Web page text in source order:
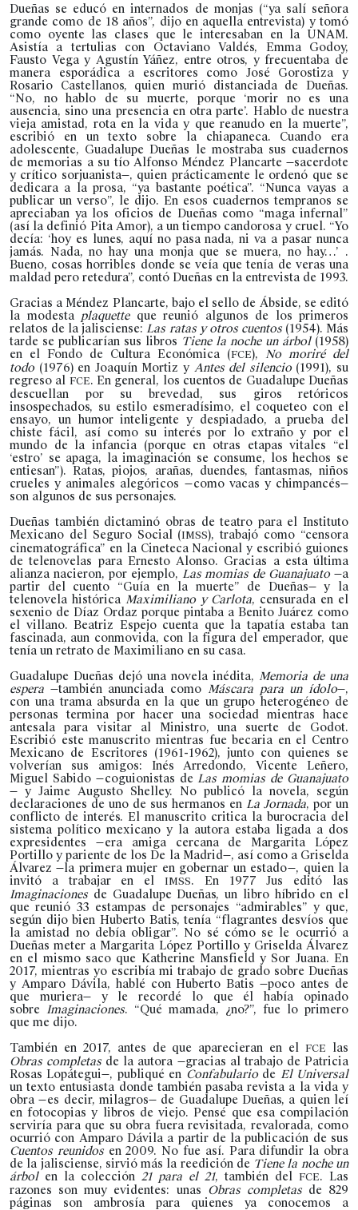
Dueñas se educó en internados de monjas (“ya salí señora
grande como de 18 años”, dijo en aquella entrevista) y tomó
como oyente las clases que le interesaban en la UNAM.
Asistía a tertulias con Octaviano Valdés, Emma Godoy,
Fausto Vega y Agustín Yáñez, entre otros, y frecuentaba de
manera esporádica a escritores como José Gorostiza y
Rosario Castellanos, quien murió distanciada de Dueñas.
“No, no hablo de su muerte, porque ‘morir no es una
ausencia, sino una presencia en otra parte’. Hablo de nuestra
vieja amistad, rota en la vida y que reanudo en la muerte”,
escribió en un texto sobre la chiapaneca. Cuando era
adolescente, Guadalupe Dueñas le mostraba sus cuadernos
de memorias a su tío Alfonso Méndez Plancarte —sacerdote
y crítico sorjuanista—, quien prácticamente le ordenó que se
dedicara a la prosa, “ya bastante poética”. “Nunca vayas a
publicar un verso”, le dijo. En esos cuadernos tempranos se
apreciaban ya los oficios de Dueñas como “maga infernal”
(así la definió Pita Amor), a un tiempo candorosa y cruel. “Yo
decía: ‘hoy es lunes, aquí no pasa nada, ni va a pasar nunca
jamás. Nada, no hay una monja que se muera, no hay…’ .
Bueno, cosas horribles donde se veía que tenía de veras una
maldad pero retedura”, contó Dueñas en la entrevista de 1993.
Gracias a Méndez Plancarte, bajo el sello de Ábside, se editó
la modesta plaquette que reunió algunos de los primeros
relatos de la jalisciense:Las ratas y otros cuentos(1954). Más
tarde se publicarían sus libros Tiene la noche un árbol(1958)
en el Fondo de Cultura Económica (FCE), No moriré del
todo(1976) en Joaquín Mortiz y Antes del silencio(1991), su
regreso al FCE. En general, los cuentos de Guadalupe Dueñas
descuellan por su brevedad, sus giros retóricos
insospechados, su estilo esmeradísimo, el coqueteo con el
ensayo, un humor inteligente y despiadado, a prueba del
chiste fácil, así como su interés por lo extraño y por el
mundo de la infancia (porque en otras etapas vitales “el
‘estro’ se apaga, la imaginación se consume, los hechos se
entiesan”). Ratas, piojos, arañas, duendes, fantasmas, niños
crueles y animales alegóricos —como vacas y chimpancés—
son algunos de sus personajes.
Dueñas también dictaminó obras de teatro para el Instituto
Mexicano del Seguro Social (IMSS), trabajó como “censora
cinematográfica” en la Cineteca Nacional y escribió guiones
de telenovelas para Ernesto Alonso. Gracias a esta última
alianza nacieron, por ejemplo, Las momias de Guanajuato—a
partir del cuento “Guía en la muerte” de Dueñas— y la
telenovela histórica Maximiliano y Carlota, censurada en el
sexenio de Díaz Ordaz porque pintaba a Benito Juárez como
el villano. Beatriz Espejo cuenta que la tapatía estaba tan
fascinada, aun conmovida, con la figura del emperador, que
tenía un retrato de Maximiliano en su casa.
Guadalupe Dueñas dejó una novela inédita, Memoria de una
espera —también anunciada como Máscara para un ídolo—,
con una trama absurda en la que un grupo heterogéneo de
personas termina por hacer una sociedad mientras hace
antesala para visitar al Ministro, una suerte de Godot.
Escribió este manuscrito mientras fue becaria en el Centro
Mexicano de Escritores (1961-1962), junto con quienes se
volverían sus amigos: Inés Arredondo, Vicente Leñero,
Miguel Sabido —coguionistas deLas momias de Guanajuato
— y Jaime Augusto Shelley. No publicó la novela, según
declaraciones de uno de sus hermanos en La Jornada, por un
conflicto de interés. El manuscrito critica la burocracia del
sistema político mexicano y la autora estaba ligada a dos
expresidentes —era amiga cercana de Margarita López
Portillo y pariente de los De la Madrid—, así como a Griselda
Álvarez —la primera mujer en gobernar un estado—, quien la
invitó a trabajar en el IMSS. En 1977 Jus editó las
Imaginaciones de Guadalupe Dueñas, un libro híbrido en el
que reunió 33 estampas de personajes “admirables” y que,
según dijo bien Huberto Batis, tenía “flagrantes desvíos que
la amistad no debía obligar”. No sé cómo se le ocurrió a
Dueñas meter a Margarita López Portillo y Griselda Álvarez
en el mismo saco que Katherine Mansfield y Sor Juana. En
2017, mientras yo escribía mi trabajo de grado sobre Dueñas
y Amparo Dávila, hablé con Huberto Batis —poco antes de
que muriera— y le recordé lo que él había opinado
sobre Imaginaciones. “Qué mamada, ¿no?”, fue lo primero
que me dijo.
También en 2017, antes de que aparecieran en elFCE
las
Obras completas de la autora —gracias al trabajo de Patricia
Rosas Lopátegui—, publiqué en Confabulario de El Universal
un texto entusiasta donde también pasaba revista a la vida y
obra —es decir, milagros— de Guadalupe Dueñas, a quien leí
en fotocopias y libros de viejo. Pensé que esa compilación
serviría para que su obra fuera revisitada, revalorada, como
ocurrió con Amparo Dávila a partir de la publicación de sus
Cuentos reunidosen 2009. No fue así. Para difundir la obra
de la jalisciense, sirvió más la reedición de Tiene la noche un
árbol en la colección 21 para el 21, también del FCE. Las
razones son muy evidentes: unas Obras completasde 829
páginas son ambrosía para quienes ya conocemos a